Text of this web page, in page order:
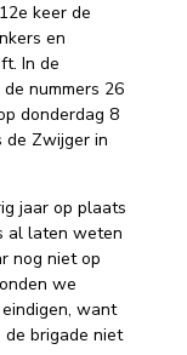
keer de
en
In de
nummers 26
donderdag 8
de Zwijger in
jaar op plaats
al laten weten
nog niet op
we
want
de brigade niet